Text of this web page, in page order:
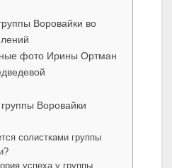
Воровайки во
фото Ирины Ортман
Воровайки
солистками группы
успеха у группы